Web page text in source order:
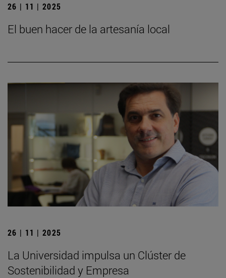
26 | 11 | 2025
El buen hacer de la artesanía local
26 | 11 | 2025
La Universidad impulsa un Clúster de
Sostenibilidad y Empresa